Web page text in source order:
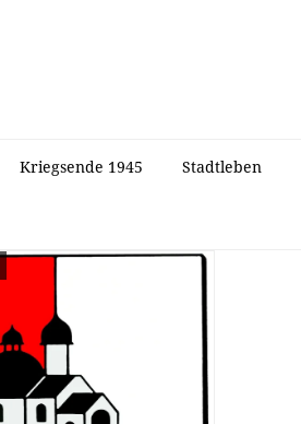
Kriegsende 1945 Stadtleben